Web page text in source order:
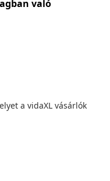
való
a vidaXL vásárlók